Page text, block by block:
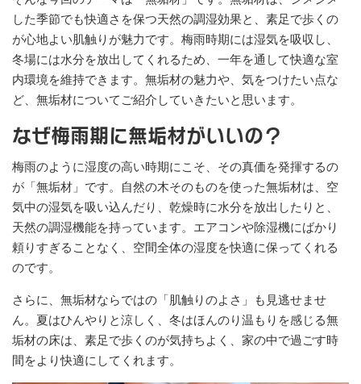
した季節でも快適さを保つ天然の調湿効果と、素足で歩くの
が心地よい肌触りが魅力です。梅雨時期には湿気を吸収し、
冬場には水分を放出してくれるため、一年を通して快適な室
内環境を維持できます。無垢材の魅力や、気をつけたい点な
ど、無垢材についてご紹介していきたいと思います。
なぜ梅雨期に無垢材がいいの？
梅雨のように湿度の高い時期にこそ、その真価を発揮するの
が「無垢材」です。自然の木そのものを使った無垢材は、空
気中の湿気を吸い込んだり、乾燥時に水分を放出したりと、
天然の調湿機能を持っています。エアコンや除湿機にばかり
頼りすぎることなく、空間全体の湿度を快適に保ってくれる
のです。
さらに、無垢材ならではの「肌触りのよさ」も見逃せませ
ん。夏はひんやりと涼しく、冬はほんのり温もりを感じる無
垢材の床は、素足で歩くのが気持ちよく、家の中で過ごす時
間をより快適にしてくれます。